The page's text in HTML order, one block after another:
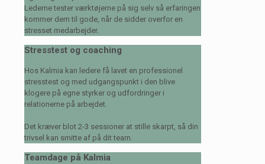
Lederne tester værktøjerne på sig selv så erfaringen
kommer dem til gode, når de sidder overfor en
stresset medarbejder.
Stresstest og coaching
Hos Kalmia kan ledere få lavet en professionel
stresstest og med udgangspunkt i den blive
klogere på egne styrker og udfordringer i
relationerne på arbejdet.
Det kræver blot 2-3 sessioner at stille skarpt, så din
trivsel kan smitte af på dit team.
Teamdage på Kalmia